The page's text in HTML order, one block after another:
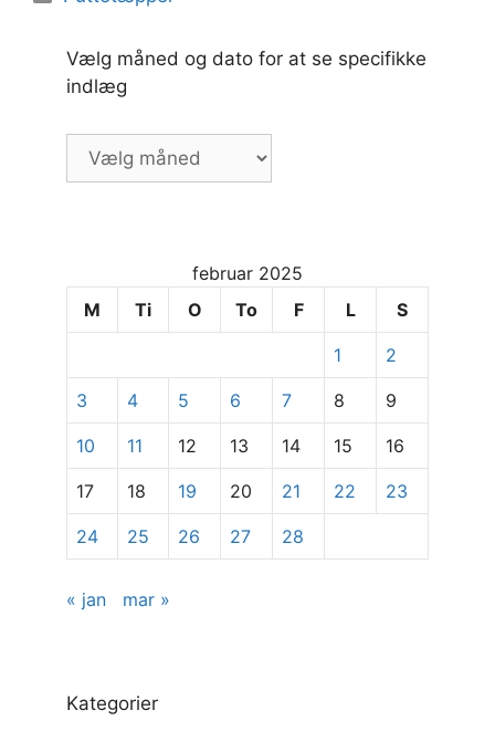
Vælg måned og dato for at se specifikke
indlæg
Vælg
måned
specifikke
februar 2025
M
Ti O To F L S
1 2
3 4 5 6 7 8 9
10 11 12 13 14 15 16
17 18 19 20 21 22 23
24 25 26 27 28
« jan mar »
Kategorier